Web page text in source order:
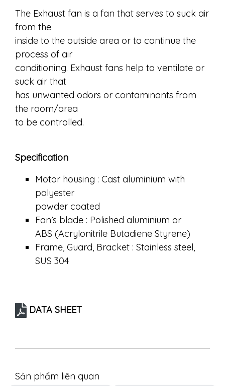
The Exhaust fan is a fan that serves to suck air
from the
inside to the outside area or to continue the
process of air
conditioning. Exhaust fans help to ventilate or
suck air that
has unwanted odors or contaminants from
the room/area
to be controlled.
Specification
Motor housing : Cast aluminium with
polyester
powder coated
Fan’s blade : Polished aluminium or
ABS (Acrylonitrile Butadiene Styrene)
Frame, Guard, Bracket : Stainless steel,
SUS 304
DATA SHEET
Sản phẩm liên quan